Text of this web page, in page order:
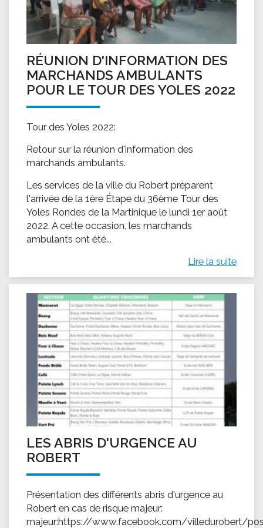
RÉUNION D'INFORMATION DES
MARCHANDS AMBULANTS
POUR LE TOUR DES YOLES 2022
Tour des Yoles 2022:
Retour sur la réunion d'information des
marchands ambulants.
Les services de la ville du Robert préparent
l'arrivée de la 1ère Étape du 36ème Tour des
Yoles Rondes de la Martinique le lundi 1er août
2022. A cette occasion, les marchands
ambulants ont été...
Lire la suite
LES ABRIS D'URGENCE AU
ROBERT
Présentation des différents abris d'urgence au
Robert en cas de risque majeur:
majeur:https://www.facebook.com/villedurobert/